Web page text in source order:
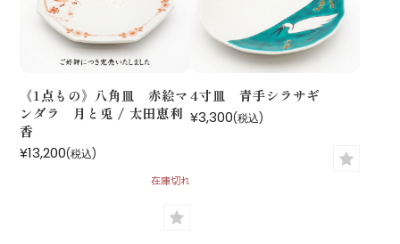
《1点もの》八角皿 赤絵マ
ンダラ 月と兎 / 太田恵利
香
¥13,200(税込)
在庫切れ
4寸皿 青手シラサギ
¥3,300(税込)